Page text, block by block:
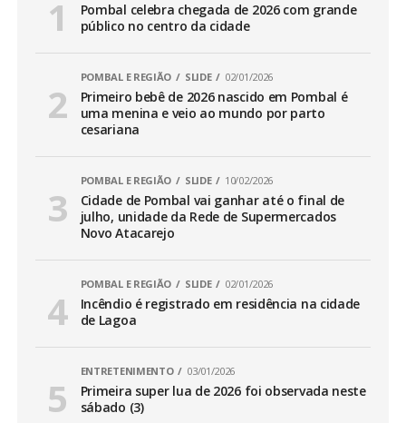
Pombal celebra chegada de 2026 com grande
público no centro da cidade
POMBAL E REGIÃO SLIDE 02/01/2026
Primeiro bebê de 2026 nascido em Pombal é
uma menina e veio ao mundo por parto
cesariana
POMBAL E REGIÃO SLIDE 10/02/2026
Cidade de Pombal vai ganhar até o final de
julho, unidade da Rede de Supermercados
Novo Atacarejo
POMBAL E REGIÃO SLIDE 02/01/2026
Incêndio é registrado em residência na cidade
de Lagoa
ENTRETENIMENTO 03/01/2026
Primeira super lua de 2026 foi observada neste
sábado (3)